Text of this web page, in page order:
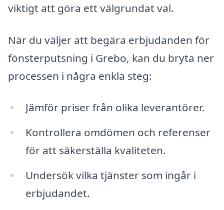
viktigt att göra ett välgrundat val.
När du väljer att begära erbjudanden för
fönsterputsning i Grebo, kan du bryta ner
processen i några enkla steg:
Jämför priser från olika leverantörer.
Kontrollera omdömen och referenser
för att säkerställa kvaliteten.
Undersök vilka tjänster som ingår i
erbjudandet.